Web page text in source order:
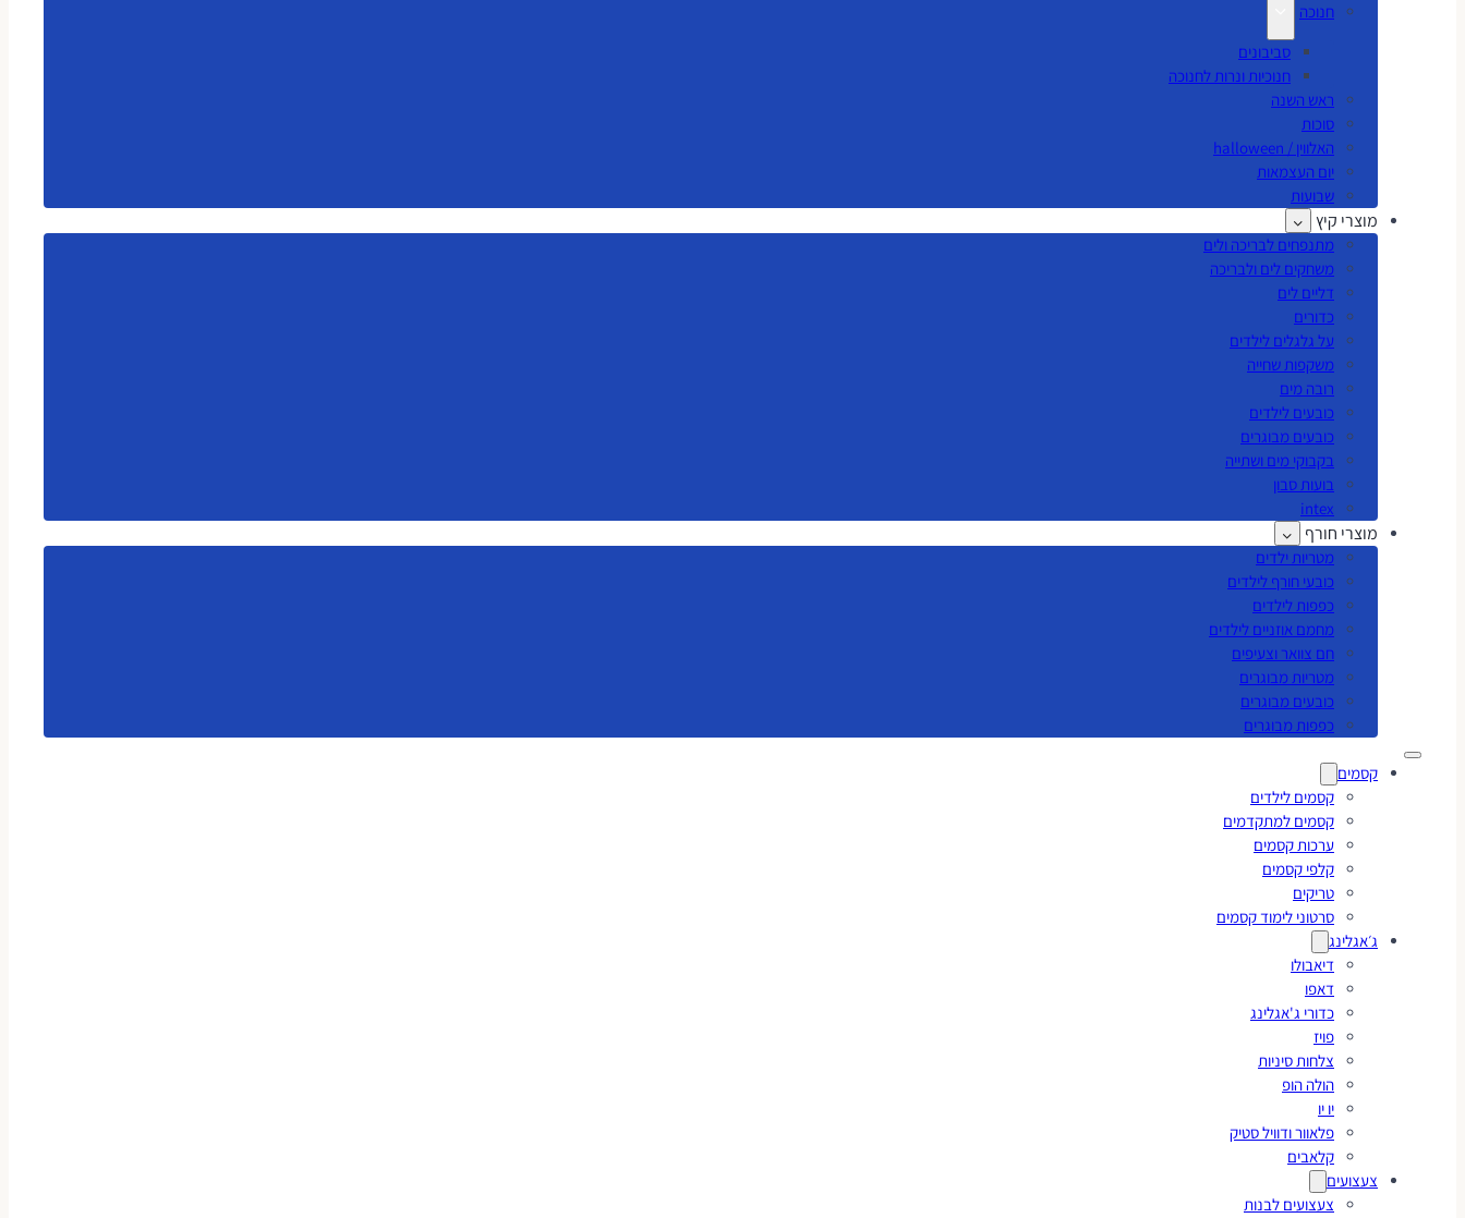
חנוכה
סביבונים
חנוכיות ונרות לחנוכה
ראש השנה
סוכות
האלווין / halloween
יום העצמאות
שבועות
מוצרי קיץ
מתנפחים לבריכה ולים
משחקים לים ולבריכה
דליים לים
כדורים
על גלגלים לילדים
משקפות שחייה
רובה מים
כובעים לילדים
כובעים מבוגרים
בקבוקי מים ושתייה
בועות סבון
intex
מוצרי חורף
מטריות ילדים
כובעי חורף לילדים
כפפות לילדים
מחמם אוזניים לילדים
חם צוואר וצעיפים
מטריות מבוגרים
כובעים מבוגרים
כפפות מבוגרים
קסמים
קסמים לילדים
קסמים למתקדמים
ערכות קסמים
קלפי קסמים
טריקים
סרטוני לימוד קסמים
ג׳אגלינג
דיאבולו
דאפו
כדורי ג'אגלינג
פויז
צלחות סיניות
הולה הופ
יו יו
פלאוור ודוויל סטיק
קלאבים
צעצועים
צעצועים לבנות